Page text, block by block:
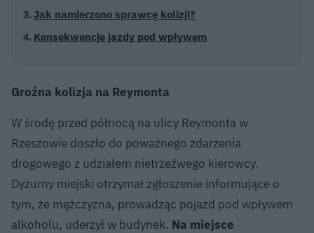
Jak namierzono sprawcę kolizji?
Konsekwencje jazdy pod wpływem
Groźna kolizja na Reymonta
W środę przed północą na ulicy Reymonta w
Rzeszowie doszło do poważnego zdarzenia
drogowego z udziałem nietrzeźwego kierowcy.
Dyżurny miejski otrzymał zgłoszenie informujące o
tym, że mężczyzna, prowadząc pojazd pod wpływem
alkoholu, uderzył w budynek. Na miejsce